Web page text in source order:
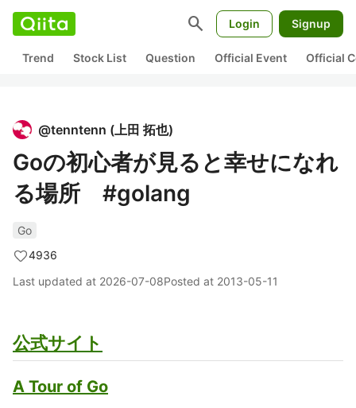
search Login Signup
Trend Stock List Question Official Event Official
@tenntenn (上田 拓也)
Goの初心者が見ると幸せになれ
る場所 #golang
Go
4936
Last updated at 2026-07-08Posted at 2013-05-11
公式サイト
A Tour of Go